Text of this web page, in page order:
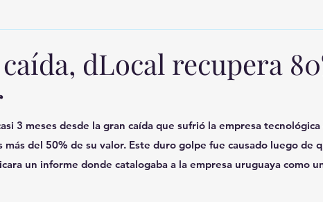
dLocal recupera
3 meses desde la gran caída que sufrió la empresa
más del 50% de su valor. Este duro golpe fue causado luego de
un informe donde catalogaba a la empresa uruguaya como